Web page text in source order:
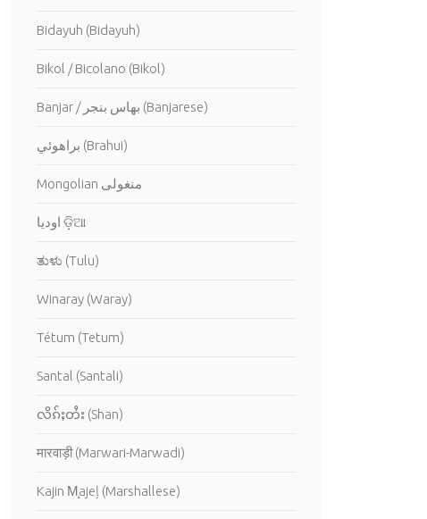
Bidayuh (Bidayuh)
Bikol / Bicolano (Bikol)
Banjar / بهاس بنجر (Banjarese)
براهوئي (Brahui)
Mongolian منغولى
اوديا ଡ଼ିଆ
ತುಳು (Tulu)
Winaray (Waray)
Tétum (Tetum)
Santal (Santali)
လိၵ်ႈတႆး (Shan)
मारवाड़ी (Marwari-Marwadi)
Kajin M̧ajeļ (Marshallese)